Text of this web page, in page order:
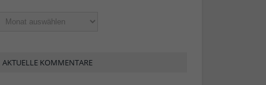
AKTUELLE KOMMENTARE